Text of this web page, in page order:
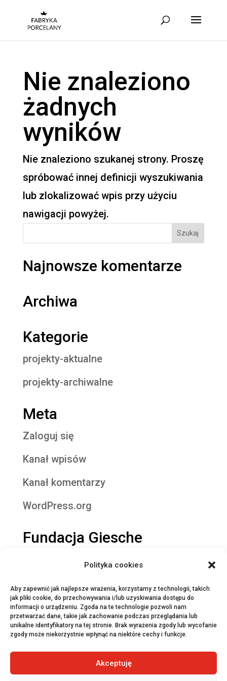
Polityka cookies
Aby zapewnić jak najlepsze wrażenia, korzystamy z technologii, takich
jak pliki cookie, do przechowywania i/lub uzyskiwania dostępu do
informacji o urządzeniu. Zgoda na te technologie pozwoli nam
przetwarzać dane, takie jak zachowanie podczas przeglądania lub
unikalne identyfikatory na tej stronie. Brak wyrażenia zgody lub wycofanie
zgody może niekorzystnie wpłynąć na niektóre cechy i funkcje.
Akceptuję
Nie znaleziono
żadnych
wyników
Nie znaleziono szukanej strony. Proszę
spróbować innej definicji wyszukiwania
lub zlokalizować wpis przy użyciu
nawigacji powyżej.
Najnowsze komentarze
Archiwa
Kategorie
projekty-aktualne
projekty-archiwalne
Meta
Zaloguj się
Kanał wpisów
Kanał komentarzy
WordPress.org
Fundacja Giesche
Fundacja Giesche
Projekty
Szlak Zabytków Techniki
Porcelana Śląska Park